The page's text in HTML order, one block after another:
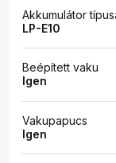
Akkumulátor
LP-E10
Beépített vaku
Igen
Vakupapucs
Igen